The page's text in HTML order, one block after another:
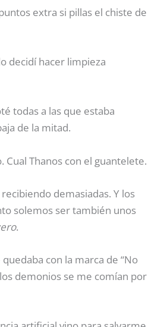
extra si pillas el chiste de
decidí hacer limpieza
todas a las que estaba
de la mitad.
Cual Thanos con el guantelete.
demasiadas. Y los
solemos ser también unos
.
con la marca de “No
demonios se me comían por